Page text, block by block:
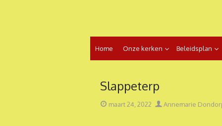
inhoud
Home Onze kerken Beleidsplan
Slappeterp
Geplaatst
maart 24, 2022 Auteur
Annemarie